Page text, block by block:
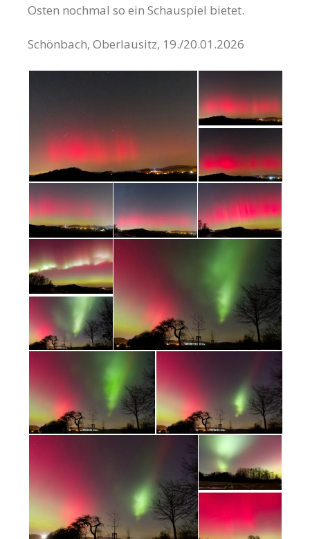
Osten nochmal so ein Schauspiel bietet.
Schönbach, Oberlausitz, 19./20.01.2026